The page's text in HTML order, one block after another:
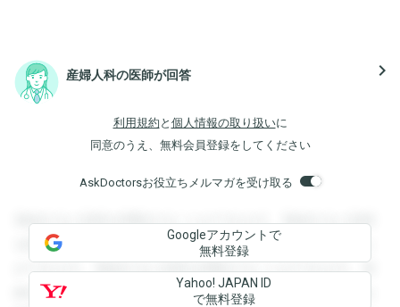
産婦人科の医師が回答 navigate_next
利用規約 と 個人情報の取り扱いに
同意のうえ、無料会員登録をしてください
AskDoctorsお役立ちメルマガを受け取る
登録すると回答を閲覧することができます。登録すると回答
を閲覧することができます。登録すると回答を閲覧すること
ができます。登録すると回答を閲覧することができます。登
録すると回答を閲覧することができます。登録すると回答を
Googleアカウントで
無料登録
Yahoo! JAPAN ID
で無料登録